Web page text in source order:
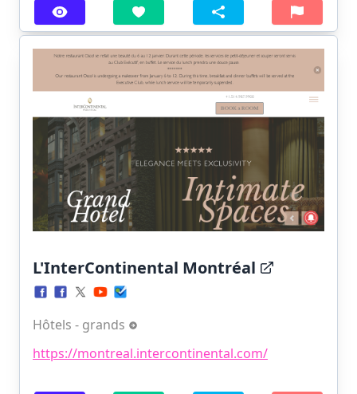
L'InterContinental Montréal
Hôtels - grands
https://montreal.intercontinental.com/